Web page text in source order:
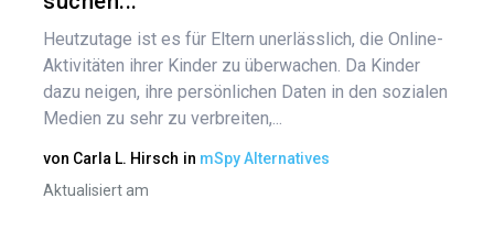
Heutzutage ist es für Eltern unerlässlich, die Online-
Aktivitäten ihrer Kinder zu überwachen. Da Kinder
dazu neigen, ihre persönlichen Daten in den sozialen
Medien zu sehr zu verbreiten,...
von Carla L. Hirsch in mSpy Alternatives
Aktualisiert am